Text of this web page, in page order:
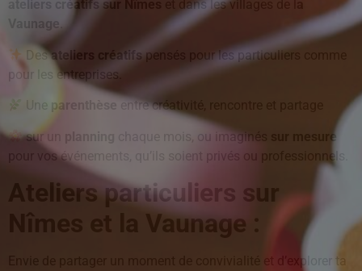
ateliers
créatifs sur Nîmes et dans les villages de l
a
Vaunage.
Desateliers créatifspensés pour les particuliers comme
pour les entreprises.
Une parenthèse entre créativité, rencontre et partage
sur un chaque mois, ou imaginés
sur mesure
pour vos événements, qu’ils soient privés ou professionnels.
Ateliers particuliers sur
Nîmes et la Vaunage :
Envie de partager un moment de convivialité et d’explorer ta